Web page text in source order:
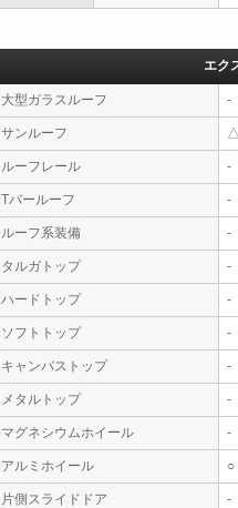
エク
大型ガラスルーフ -
サンルーフ △
ルーフレール -
Tバールーフ -
ルーフ系装備 -
タルガトップ -
ハードトップ -
ソフトトップ -
キャンバストップ -
メタルトップ -
マグネシウムホイール -
アルミホイール ○
片側スライドドア -